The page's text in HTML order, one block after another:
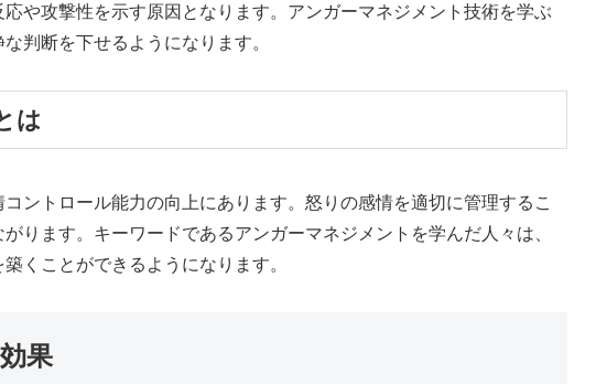
や攻撃性を示す原因となります。アンガーマネジメント技術を学ぶ
判断を下せるようになります。
は
ントロール能力の向上にあります。怒りの感情を適切に管理するこ
ります。キーワードであるアンガーマネジメントを学んだ人々は、
くことができるようになります。
果